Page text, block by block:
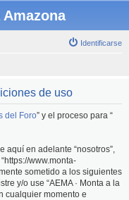
Amazona
Identificarse
de uso
del Foro” y el proceso para “
aquí en adelante “nosotros”,
“https://www.monta-
sometido a los siguientes
y/o use “AEMA · Monta a la
cualquier momento e